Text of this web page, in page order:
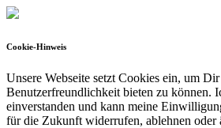
Cookie-Hinweis
Unsere Webseite setzt Cookies ein, um
Benutzerfreundlichkeit bieten zu können.
einverstanden und kann meine
für die Zukunft widerrufen, ablehnen oder